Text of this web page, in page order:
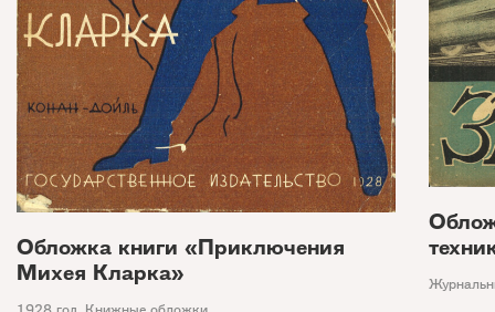
Обложка книги «Приключения
Михея Кларка»